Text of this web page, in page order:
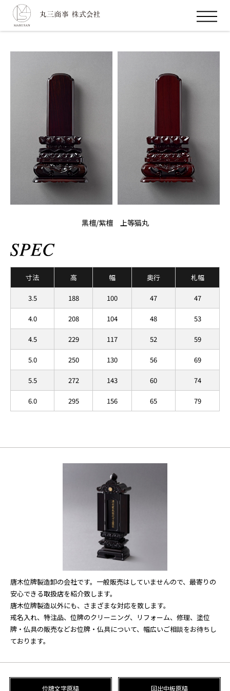
黒檀/紫檀 上等猫丸
寸法 高 幅 奥行 札幅
3.5 188 100 47 47
4.0 208 104 48 53
4.5 229 117 52 59
5.0 250 130 56 69
5.5 272 143 60 74
6.0 295 156 65 79
唐木位牌製造卸の会社です。一般販売はしていませんので、 最寄りの
安心できる取扱店を紹介致します。
唐木位牌製造以外にも、さまざまな対応を致します。
戒名入れ、特注品、位牌のクリーニング、リフォーム、修理、塗位
牌・仏具の販売などお位牌・仏具について、幅広いご相談をお待ちし
ております。
位牌文字原稿 回出中板原稿